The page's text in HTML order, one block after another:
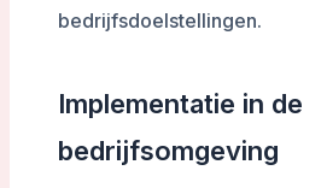
bedrijfsdoelstellingen.
Implementatie in de
bedrijfsomgeving